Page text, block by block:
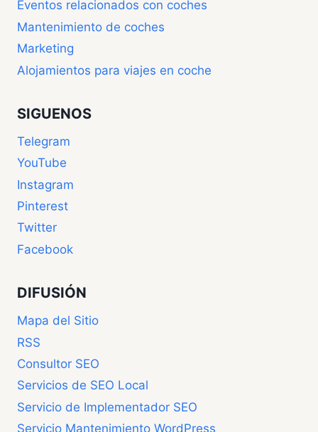
Eventos relacionados con coches
Mantenimiento de coches
Marketing
Alojamientos para viajes en coche
SIGUENOS
Telegram
YouTube
Instagram
Pinterest
Twitter
Facebook
DIFUSIÓN
Mapa del Sitio
RSS
Consultor SEO
Servicios de SEO Local
Servicio de Implementador SEO
Servicio Mantenimiento WordPress